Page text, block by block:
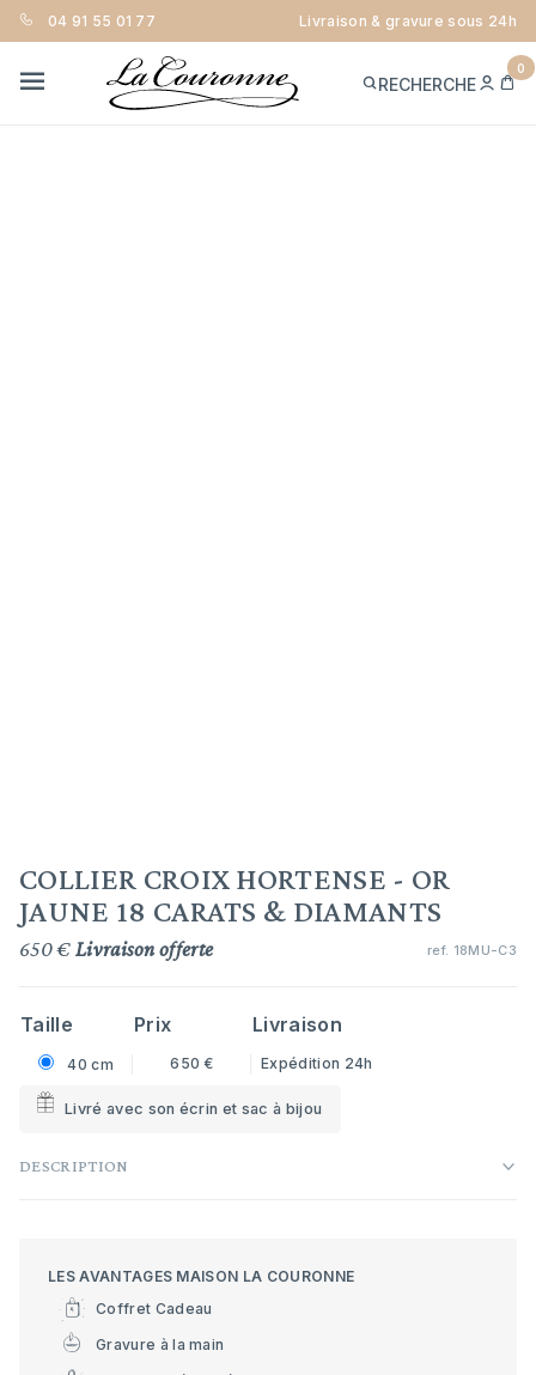
04 91 55 01 77 Livraison & gravure sous 24h
RECHERCHE
ME
0
COLLIER CROIX HORTENSE - OR
JAUNE 18 CARATS & DIAMANTS
650 € Livraison offerte ref. 18MU-C3
Taille Prix Livraison
40 cm 650 € Expédition 24h
Livré avec son écrin et sac à bijou
DESCRIPTION
LES AVANTAGES MAISON LA COURONNE
Coffret Cadeau
Gravure à la main